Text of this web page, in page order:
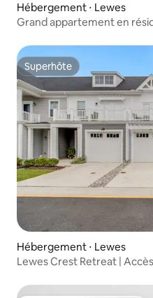
Hébergement ⋅ Lewes
Grand appartement en
Superhôte
Superhôte
Hébergement ⋅ Lewes
Lewes Crest Retreat |